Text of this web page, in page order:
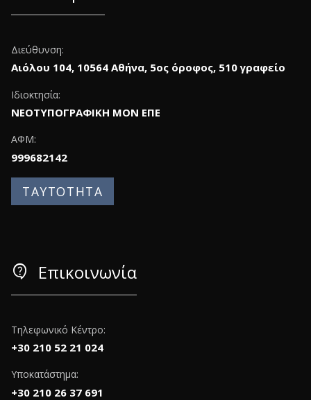
Διεύθυνση:
Αιόλου 104, 10564 Αθήνα, 5ος όροφος, 510 γραφείο
Ιδιοκτησία:
ΝΕΟΤΥΠΟΓΡΑΦΙΚΗ ΜΟΝ ΕΠΕ
ΑΦΜ:
999682142
ΤΑΥΤΟΤΗΤΑ
contact_support Επικοινωνία
Τηλεφωνικό Κέντρο:
+30 210 52 21 024
Υποκατάστημα:
+30 210 26 37 691